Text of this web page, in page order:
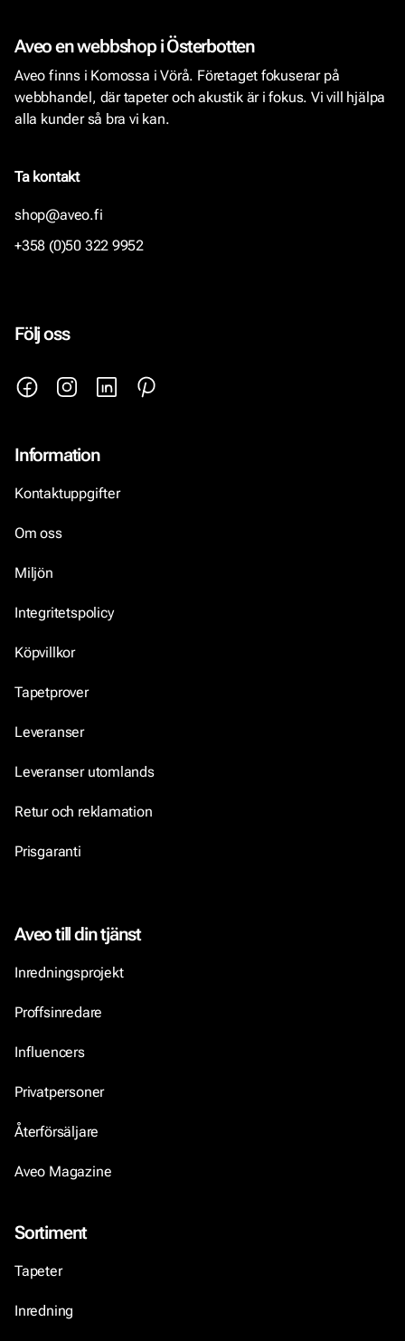
Aveo en webbshop i Österbotten
Aveo finns i Komossa i Vörå. Företaget fokuserar på
webbhandel, där tapeter och akustik är i fokus. Vi vill hjälpa
alla kunder så bra vi kan.
Ta kontakt
shop@aveo.fi
+358 (0)50 322 9952
Följ oss
Information
Kontaktuppgifter
Om oss
Miljön
Integritetspolicy
Köpvillkor
Tapetprover
Leveranser
Leveranser utomlands
Retur och reklamation
Prisgaranti
Aveo till din tjänst
Inredningsprojekt
Proffsinredare
Influencers
Privatpersoner
Återförsäljare
Aveo Magazine
Sortiment
Tapeter
Inredning